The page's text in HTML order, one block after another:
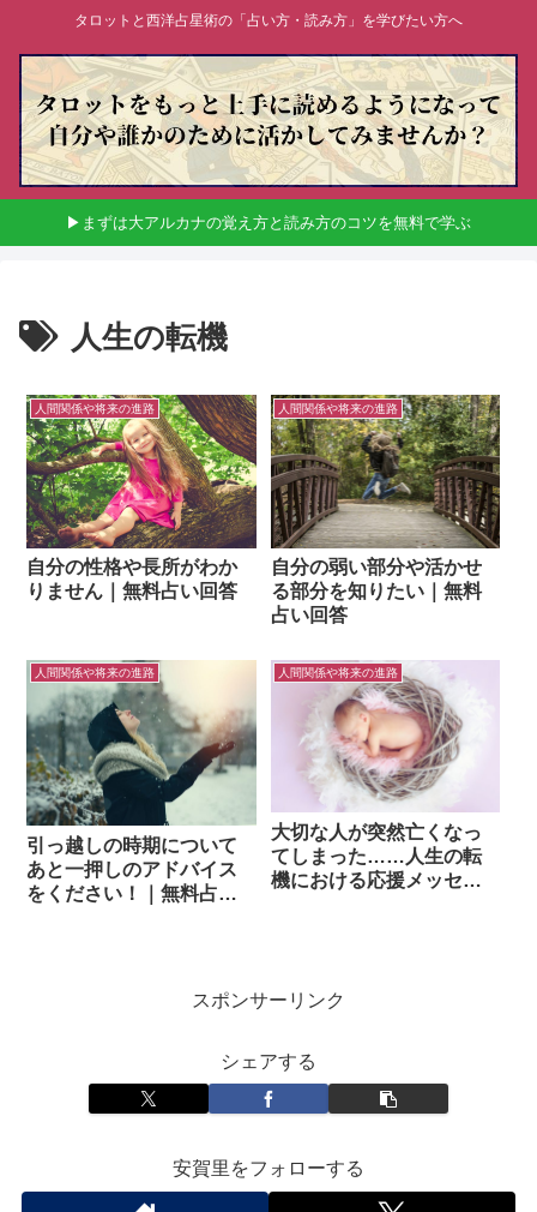
タロットと西洋占星術の「占い方・読み方」を学びたい方へ
▶まずは大アルカナの覚え方と読み方のコツを無料で学ぶ
人生の転機
人間関係や将来の進路
自分の性格や長所がわか
りません｜無料占い回答
人間関係や将来の進路
自分の弱い部分や活かせ
る部分を知りたい｜無料
占い回答
人間関係や将来の進路
引っ越しの時期について
あと一押しのアドバイス
をください！｜無料占い
人間関係や将来の進路
大切な人が突然亡くなっ
てしまった……人生の転
機における応援メッセー
スポンサーリンク
シェアする
安賀里をフォローする